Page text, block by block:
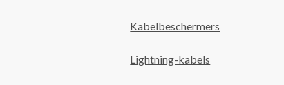
Kabelbeschermers
Lightning-kabels